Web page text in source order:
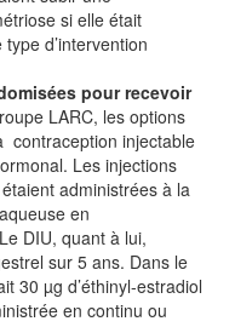
si elle était
d’intervention
pour recevoir
LARC, les options
contraception injectable
Les injections
administrées à la
en
DIU, quant à lui,
sur 5 ans. Dans le
30 µg d’éthinyl-estradiol
en continu ou